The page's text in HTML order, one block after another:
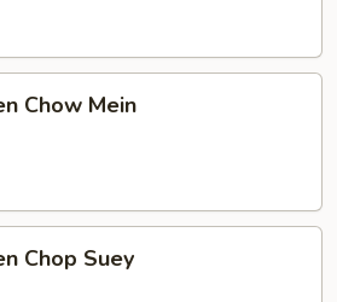
Chow Mein
Chop Suey